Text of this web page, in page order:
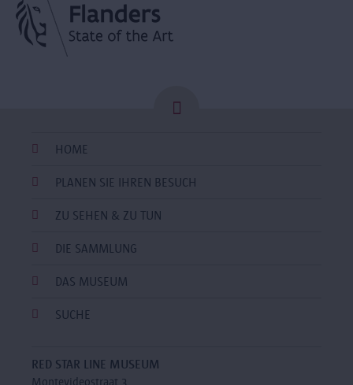
HOME
PLANEN SIE IHREN BESUCH
ZU SEHEN & ZU TUN
DIE SAMMLUNG
DAS MUSEUM
SUCHE
RED STAR LINE MUSEUM
Montevideostraat 3